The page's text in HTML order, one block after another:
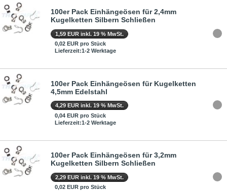
100er Pack Einhängeösen für 2,4mm
Kugelketten Silbern Schließen
1,59 EUR inkl. 19 % MwSt.
0,02 EUR pro Stück
Lieferzeit:1-2 Werktage
100er Pack Einhängeösen für Kugelketten
4,5mm Edelstahl
4,29 EUR inkl. 19 % MwSt.
0,04 EUR pro Stück
Lieferzeit:1-2 Werktage
100er Pack Einhängeösen für 3,2mm
Kugelketten Silbern Schließen
2,29 EUR inkl. 19 % MwSt.
0,02 EUR pro Stück